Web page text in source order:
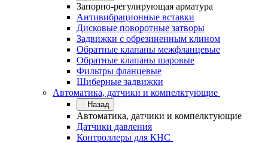
Запорно-регулирующая арматура
Антивибрационные вставки
Дисковые поворотные затворы
Задвижки с обрезиненным клином
Обратные клапаны межфланцевые
Обратные клапаны шаровые
Фильтры фланцевые
Шиберные задвижки
Автоматика, датчики и компелктующие
Назад
Автоматика, датчики и компелктующие
Датчики давления
Контроллеры для КНС